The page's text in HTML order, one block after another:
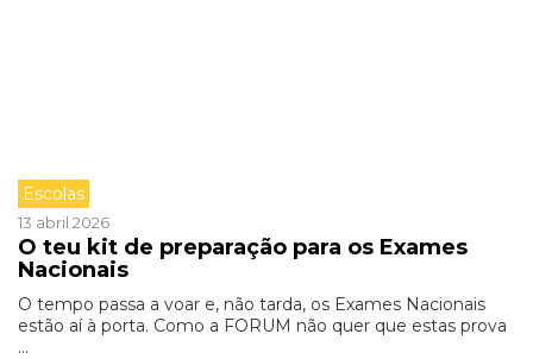
Escolas
13 abril 2026
O teu kit de preparação para os Exames
Nacionais
O tempo passa a voar e, não tarda, os Exames Nacionais
estão aí à porta. Como a FORUM não quer que estas prova
...